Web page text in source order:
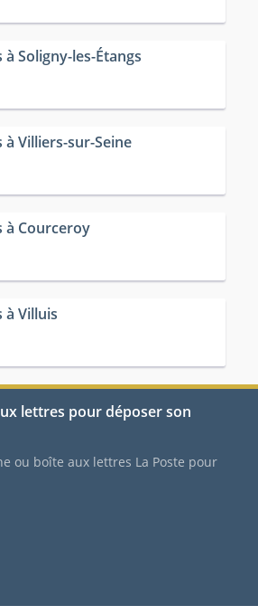
Soligny-les-Étangs
Villiers-sur-Seine
à Courceroy
à Villuis
lettres pour déposer son
ou boîte aux lettres La Poste pour